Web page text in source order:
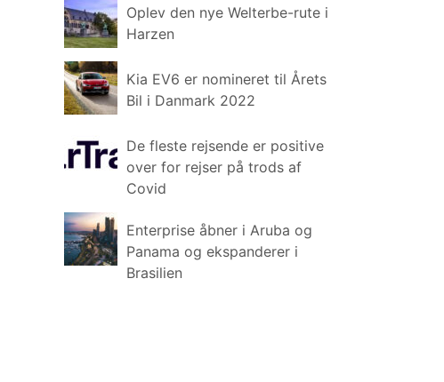
Oplev den nye Welterbe-rute i
Harzen
Kia EV6 er nomineret til Årets
Bil i Danmark 2022
De fleste rejsende er positive
over for rejser på trods af
Covid
Enterprise åbner i Aruba og
Panama og ekspanderer i
Brasilien